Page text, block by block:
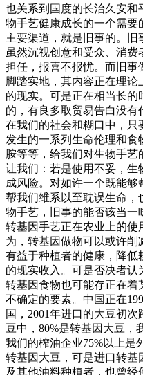
也关系到国度的长治久安和
物手艺健康成长的一个需要
主要渠道，就是旧事的。旧
虽然沉视创意和受众、消
担任，报喜不报忧。而旧
脚踏实地，其内容正在理
的现实。可是正在相当长
的，有良多取贸易告白没
在我们的社会和糊口中，只
发生的一系列生命伦理和
胺等等，给我们对生物手艺
让我们：若是使用不妥，
成风险。对如许一个既能
帮我们维系以至耽误生命，
物手艺，旧事的能否该当一
转基因手艺正在农业上的使
为，转基因做物可以或许削
有益于种植者的健康，降低
的现实收入。可是否决者认
转基因食物也可能存正在着
不确定的要素。中国正在
国，2001年进口的大豆初
豆中，80%是转基因大豆，
我们的榨油企业75%以上是
转基因大豆，可是进口转基
及其他油料种植者，也曾